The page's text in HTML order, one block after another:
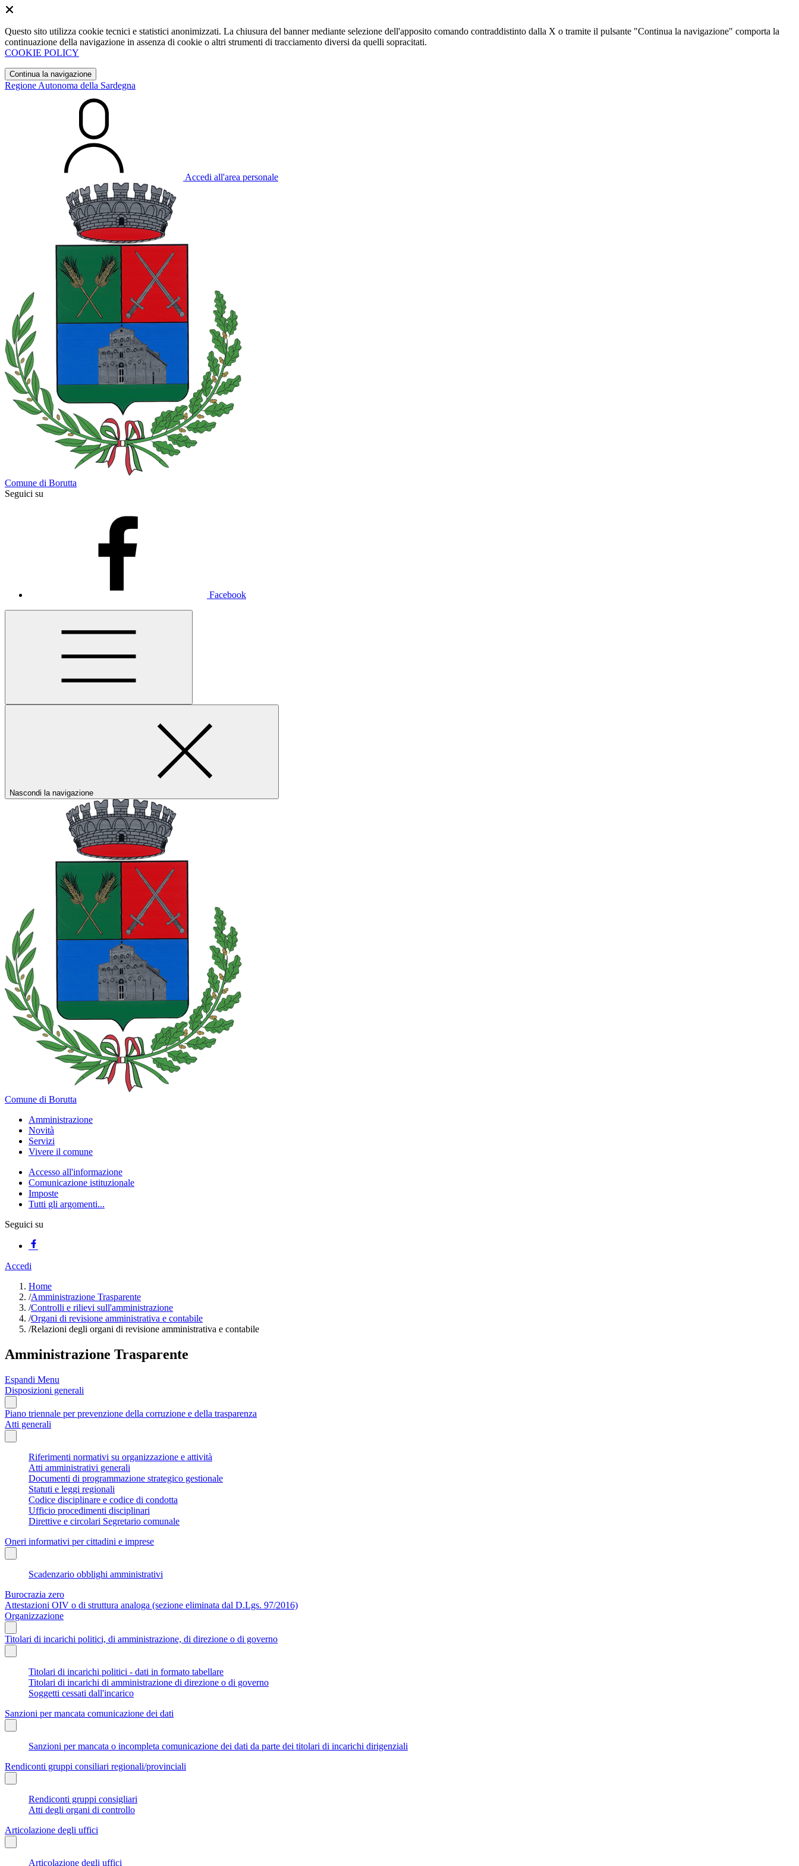
Questo sito utilizza cookie tecnici e statistici anonimizzati. La chiusura del banner mediante selezione dell'apposito comando contraddistinto dalla X o tramite il pulsante "Continua la navigazione" comporta la
continuazione della navigazione in assenza di cookie o altri strumenti di tracciamento diversi da quelli sopracitati.
COOKIE POLICY
Continua la navigazione
Regione Autonoma della Sardegna
Accedi all'area personale
Comune di Borutta
Seguici su
Facebook
Nascondi la navigazione
Comune di Borutta
Amministrazione
Novità
Servizi
Vivere il comune
Accesso all'informazione
Comunicazione istituzionale
Imposte
Tutti gli argomenti...
Seguici su
Accedi
Home
/Amministrazione Trasparente
/Controlli e rilievi sull'amministrazione
/Organi di revisione amministrativa e contabile
/Relazioni degli organi di revisione amministrativa e contabile
Amministrazione Trasparente
Espandi Menu
Disposizioni generali
Piano triennale per prevenzione della corruzione e della trasparenza
Atti generali
Riferimenti normativi su organizzazione e attività
Atti amministrativi generali
Documenti di programmazione strategico gestionale
Statuti e leggi regionali
Codice disciplinare e codice di condotta
Ufficio procedimenti disciplinari
Direttive e circolari Segretario comunale
Oneri informativi per cittadini e imprese
Scadenzario obblighi amministrativi
Burocrazia zero
Attestazioni OIV o di struttura analoga (sezione eliminata dal D.Lgs. 97/2016)
Organizzazione
Titolari di incarichi politici, di amministrazione, di direzione o di governo
Titolari di incarichi politici - dati in formato tabellare
Titolari di incarichi di amministrazione di direzione o di governo
Soggetti cessati dall'incarico
Sanzioni per mancata comunicazione dei dati
Sanzioni per mancata o incompleta comunicazione dei dati da parte dei titolari di incarichi dirigenziali
Rendiconti gruppi consiliari regionali/provinciali
Rendiconti gruppi consigliari
Atti degli organi di controllo
Articolazione degli uffici
Articolazione degli uffici